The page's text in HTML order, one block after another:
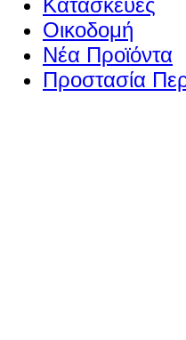
Οικοδομή
Νέα Προϊόντα
Προστασία